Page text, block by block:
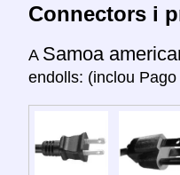
Connectors i
A Samoa
endolls: (inclou Pago